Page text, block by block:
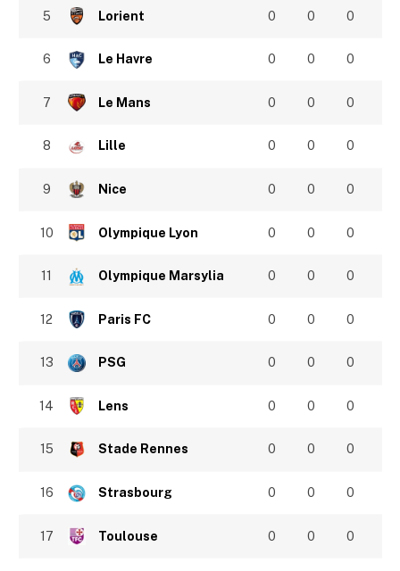
5 Lorient 0 0 0
6 Le Havre 0 0 0
7 Le Mans 0 0 0
8 Lille 0 0 0
9 Nice 0 0 0
10 Olympique Lyon 0 0 0
11 Olympique Marsylia 0 0 0
12 Paris FC 0 0 0
13 PSG 0 0 0
14 Lens 0 0 0
15 Stade Rennes 0 0 0
16 Strasbourg 0 0 0
17 Toulouse 0 0 0